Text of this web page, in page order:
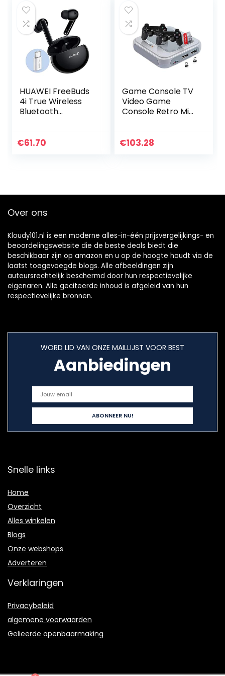
HUAWEI FreeBuds
4i True Wireless
Bluetooth
met intelligente
€61.70
Game Console TV
Video Game
Console Retro Mini
Klassieke Spelen
€103.28
Over ons
Kloudy101.nl is een moderne alles-in-één prijsvergelijkings- en
beoordelingswebsite die de beste deals biedt die
beschikbaar zijn op amazon en u op de hoogte houdt via de
laatst toegevoegde blogs. Alle afbeeldingen zijn
auteursrechtelijk beschermd door hun respectievelijke
eigenaren. Alle geciteerde inhoud is afgeleid van hun
respectievelijke bronnen.
WORD LID VAN ONZE MAILLIJST VOOR BEST
Aanbiedingen
Snelle links
Home
Overzicht
Alles winkelen
Blogs
Onze webshops
Adverteren
Verklaringen
Privacybeleid
algemene voorwaarden
Gelieerde openbaarmaking